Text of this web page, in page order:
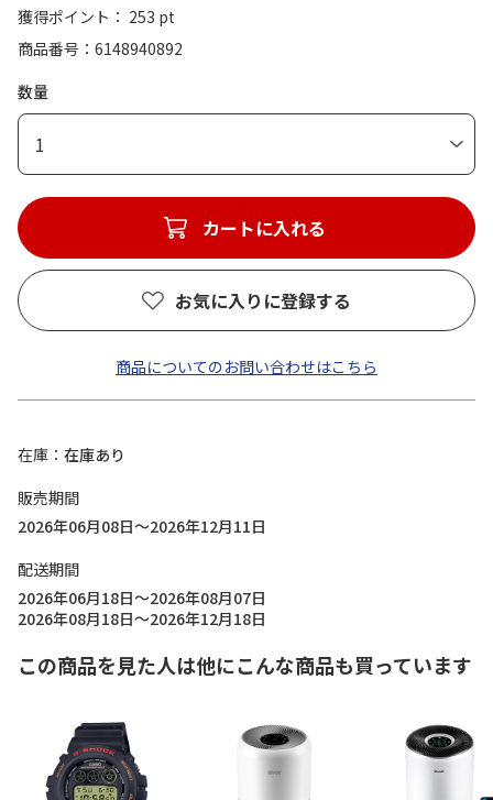
獲得ポイント： 253 pt
商品番号
6148940892
数量
1
カートに入れる
お気に入りに登録する
商品についてのお問い合わせはこちら
在庫
在庫あり
販売期間
2026年06月08日～2026年12月11日
配送期間
2026年06月18日～2026年08月07日
2026年08月18日～2026年12月18日
この商品を見た人は他にこんな商品も買っています